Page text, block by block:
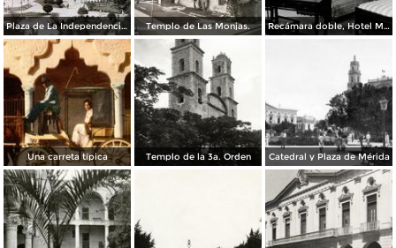
Plaza de La Independencia Mérida, Yucatán. Templo de Las Monjas. Recámara doble, Hotel Montejo
Una carreta típica Templo de la 3a. Orden Catedral y Plaza de Mérida